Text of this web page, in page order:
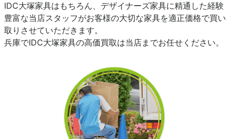
IDC大塚家具はもちろん、デザイナーズ家具に精通した経験
豊富な当店スタッフがお客様の大切な家具を適正価格で買い
取りさせていただきます。
兵庫でIDC大塚家具の高価買取は当店までお任せください。